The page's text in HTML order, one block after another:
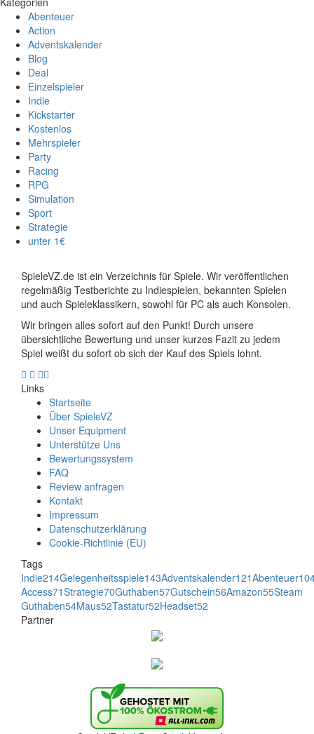
Abenteuer
Action
Adventskalender
Blog
Deal
Einzelspieler
Indie
Kickstarter
Kostenlos
Mehrspieler
Party
Racing
RPG
Simulation
Sport
Strategie
unter 1€
SpieleVZ.de ist ein Verzeichnis für Spiele. Wir veröffentlichen
regelmäßig Testberichte zu Indiespielen, bekannten Spielen
und auch Spieleklassikern, sowohl für PC als auch Konsolen.
Wir bringen alles sofort auf den Punkt! Durch unsere
übersichtliche Bewertung und unser kurzes Fazit zu jedem
Spiel weißt du sofort ob sich der Kauf des Spiels lohnt.
Links
Startseite
Über SpieleVZ
Unser Equipment
Unterstütze Uns
Bewertungssystem
FAQ
Review anfragen
Kontakt
Impressum
Datenschutzerklärung
Cookie-Richtlinie (EU)
Tags
Indie214Gelegenheitsspiele143Adventskalender121Abenteuer
Access71Strategie70Guthaben57Gutschein56Amazon55Steam
Guthaben54Maus52Tastatur52Headset52
Partner